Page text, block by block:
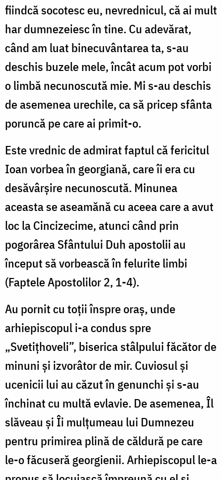
fiindcă socotesc eu, nevrednicul, că ai mult
har dumnezeiesc în tine. Cu adevărat,
când am luat binecuvântarea ta, s-au
deschis buzele mele, încât acum pot vorbi
o limbă necunoscută mie. Mi s-au deschis
de asemenea urechile, ca să pricep sfânta
poruncă pe care ai primit-o.
Este vrednic de admirat faptul că fericitul
Ioan vorbea în georgiană, care îi era cu
desăvârșire necunoscută. Minunea
aceasta se aseamănă cu aceea care a avut
loc la Cincizecime, atunci când prin
pogorârea Sfântului Duh apostolii au
început să vorbească în felurite limbi
(Faptele Apostolilor 2, 1-4).
Au pornit cu toții înspre oraș, unde
arhiepiscopul i-a condus spre
„Svetițhoveli”, biserica stâlpului făcător de
minuni și izvorâtor de mir. Cuviosul și
ucenicii lui au căzut în genunchi și s-au
închinat cu multă evlavie. De asemenea, Îl
slăveau și Îi mulțumeau lui Dumnezeu
pentru primirea plină de căldură pe care
le-o făcuseră georgienii. Arhiepiscopul le-a